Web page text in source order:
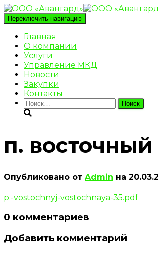
Переключить навигацию
Главная
О компании
Услуги
Управление МКД
Новости
Закупки
Контакты
Найти:
п. восточный
Опубликовано от Admin на
p.-vostochnyj-vostochnaya-35.pdf
0 комментариев
Добавить комментарий